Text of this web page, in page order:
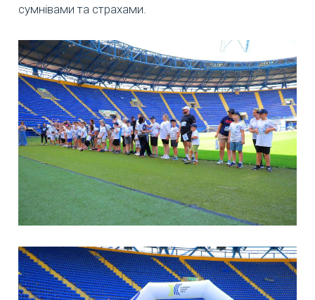
сумнівами та страхами.